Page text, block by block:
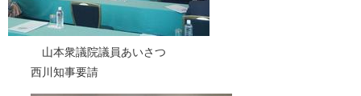
山本衆議院議員あいさつ
西川知事要請